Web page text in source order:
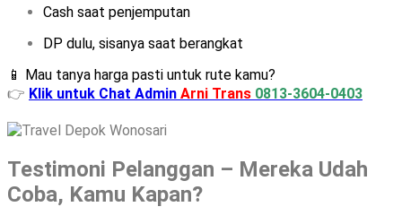
Cash saat penjemputan
DP dulu, sisanya saat berangkat
📱 Mau tanya harga pasti untuk rute kamu?
👉 Klik untuk Chat Admin Arni Trans 0813-3604-0403
Testimoni Pelanggan – Mereka Udah
Coba, Kamu Kapan?